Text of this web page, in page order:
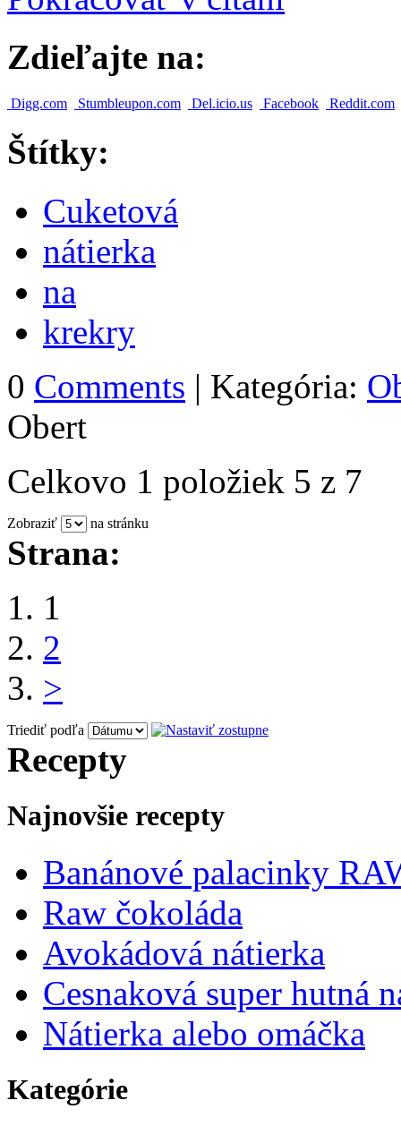
Zdieľajte na:
Digg.com Stumbleupon.com Del.icio.us Facebook Reddit.com
Štítky:
Cuketová
nátierka
na
krekry
0 Comments | Kategória:
Obert
Celkovo 1 položiek 5 z 7
Zobraziť na stránku
Strana:
1
2
>
Triediť podľa
Recepty
Najnovšie recepty
Banánové palacinky
Raw čokoláda
Avokádová nátierka
Cesnaková super hutná
Nátierka alebo omáčka
Kategórie